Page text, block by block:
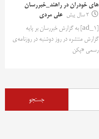
های خودران در راهند_خبررسان
2 سال پیش
علی مردی
[ad_1] به گزارش خبررسان بر پایه
گزارش منتشره در روز دوشنبه در روزنامه‌ی
رسمی «پکن